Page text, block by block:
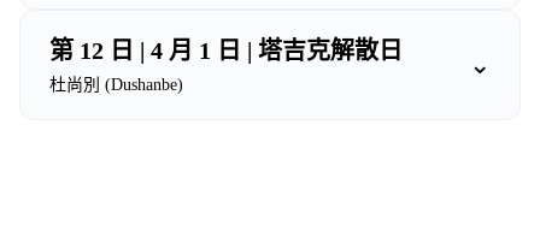
第 12 日 | 4 月 1 日 | 塔吉克解散日
杜尚別 (Dushanbe)
⌄